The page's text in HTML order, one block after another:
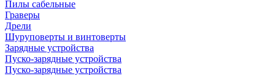
Пилы сабельные
Граверы
Дрели
Шуруповерты и винтоверты
Зарядные устройства
Пуско-зарядные устройства
Пуско-зарядные устройства